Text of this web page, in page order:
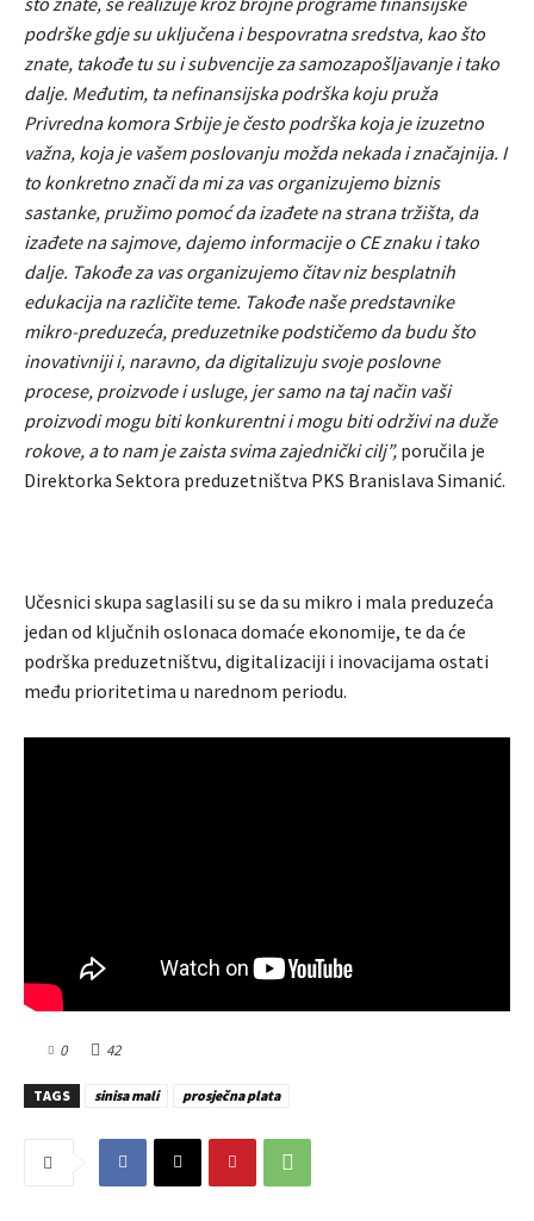
podrške gdje su uključena i bespovratna sredstva, kao što
znate, takođe tu su i subvencije za samozapošljavanje i tako
dalje. Međutim, ta nefinansijska podrška koju pruža
Privredna komora Srbije je često podrška koja je izuzetno
važna, koja je vašem poslovanju možda nekada i značajnija. I
to konkretno znači da mi za vas organizujemo biznis
sastanke, pružimo pomoć da izađete na strana tržišta, da
izađete na sajmove, dajemo informacije o CE znaku i tako
dalje. Takođe za vas organizujemo čitav niz besplatnih
edukacija na različite teme. Takođe naše predstavnike
mikro-preduzeća, preduzetnike podstičemo da budu što
inovativniji i, naravno, da digitalizuju svoje poslovne
procese, proizvode i usluge, jer samo na taj način vaši
proizvodi mogu biti konkurentni i mogu biti održivi na duže
rokove, a to nam je zaista svima zajednički cilj”, poručila je
Direktorka Sektora preduzetništva PKS Branislava Simanić.
Učesnici skupa saglasili su se da su mikro i mala preduzeća
jedan od ključnih oslonaca domaće ekonomije, te da će
podrška preduzetništvu, digitalizaciji i inovacijama ostati
među prioritetima u narednom periodu.
0 42
TAGS sinisa mali prosječna plata